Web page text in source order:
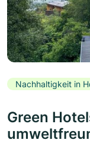
Nachhaltigkeit in
Green